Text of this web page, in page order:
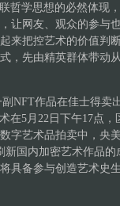
哲学思想的必然体现
让网友、观众的参与
来把控艺术的价值判
，先由精英群体带动
NFT作品在佳士得卖
在5月22日下午17点
字艺术品拍卖中，央
国内加密艺术作品
具备参与创造艺术史